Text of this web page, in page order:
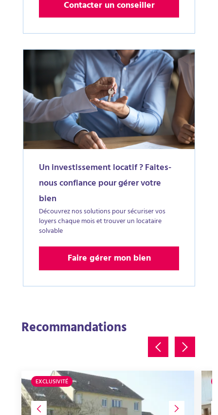
Contacter un conseiller
Un investissement locatif ? Faites-
nous confiance pour gérer votre
bien
Découvrez nos solutions pour sécuriser vos
loyers chaque mois et trouver un locataire
solvable
Faire gérer mon bien
Recommandations
EXCLUSIVITÉ